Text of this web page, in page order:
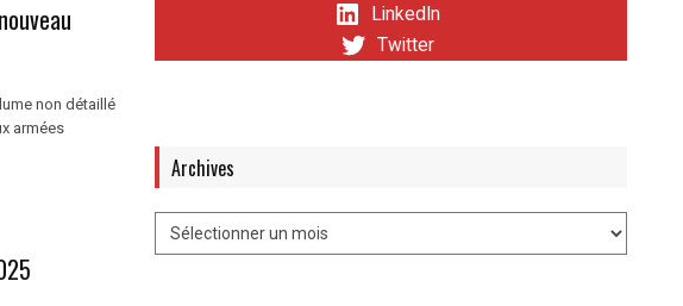
non détaillé
armées
LinkedIn
Twitter
Archives